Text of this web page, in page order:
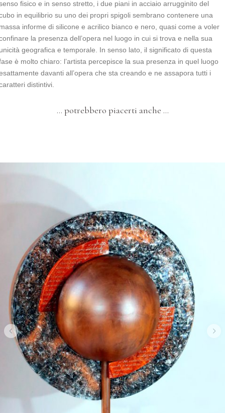
fisico e in senso stretto, i due piani in acciaio arrugginito del
in equilibrio su uno dei propri spigoli sembrano contenere una
informe di silicone e acrilico bianco e nero, quasi come a voler
la presenza dell’opera nel luogo in cui si trova e nella sua
geografica e temporale. In senso lato, il significato di questa
è molto chiaro: l’artista percepisce la sua presenza in quel luogo
davanti all’opera che sta creando e ne assapora tutti i
distintivi.
… potrebbero piacerti anche …Opera 95 – Arlecchino